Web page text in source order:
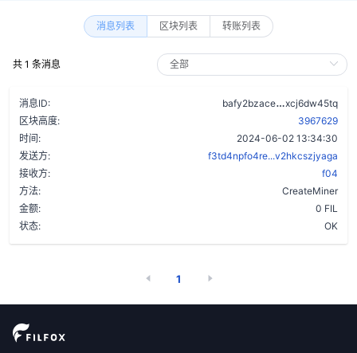
消息列表 区块列表 转账列表
共 1 条消息
消息ID: bafy2bzace
xcj6dw45tq
区块高度:
3967629
时间:
2024-06-02 13:34:30
发送方:
f3td4npfo4re...v2hkcszjyaga
接收方:
f04
方法:
CreateMiner
金额:
0 FIL
状态:
OK
1